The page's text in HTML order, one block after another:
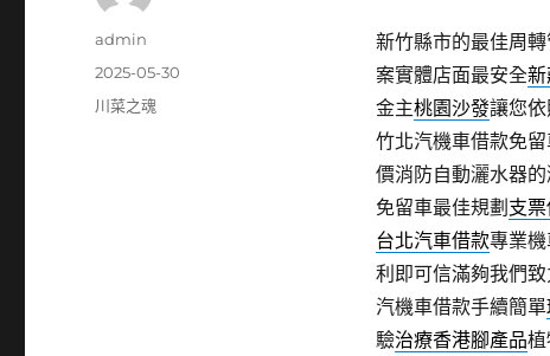
新竹縣市的最佳周
案實體店面最安全
金主桃園沙發讓您
竹北汽機車借款免
價消防自動灑水器
免留車最佳規劃 支
台北汽車借款專業
利即可信滿夠我們
汽機車借款手續簡單
驗治療香港腳產品
作
admin
發
佈
2025-05-30
分
川菜之魂